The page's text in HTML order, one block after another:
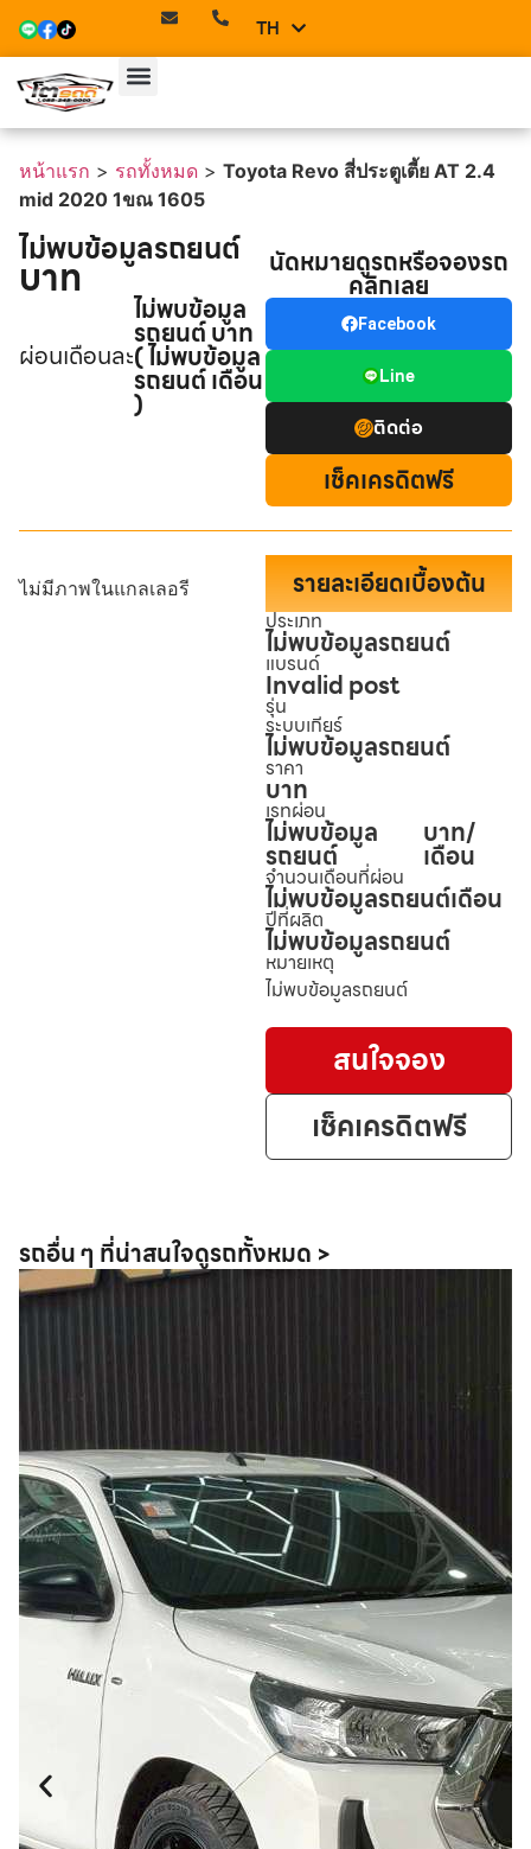
TH
EN
หน้าแรก > รถทั้งหมด > Toyota Revo สี่ประตูเตี้ย AT 2.4
mid 2020 1ขณ 1605
ไม่พบข้อมูลรถยนต์
บาท
ผ่อนเดือนละ
ไม่พบข้อมูล
รถยนต์ บาท
( ไม่พบข้อมูล
รถยนต์ เดือน
)
นัดหมายดูรถหรือจองรถ
คลิกเลย
Facebook
Line
ติดต่อ
เช็คเครดิตฟรี
ไม่มีภาพในแกลเลอรี รายละเอียดเบื้องต้น
ประเภท
ไม่พบข้อมูลรถยนต์
แบรนด์
Invalid post
รุ่น
ระบบเกียร์
ไม่พบข้อมูลรถยนต์
ราคา
บาท
เรทผ่อน
ไม่พบข้อมูล
รถยนต์
บาท/
เดือน
จำนวนเดือนที่ผ่อน
ไม่พบข้อมูลรถยนต์เดือน
ปีที่ผลิต
ไม่พบข้อมูลรถยนต์
หมายเหตุ
ไม่พบข้อมูลรถยนต์
สนใจจอง
เช็คเครดิตฟรี
รถอื่น ๆ ที่น่าสนใจดูรถทั้งหมด >